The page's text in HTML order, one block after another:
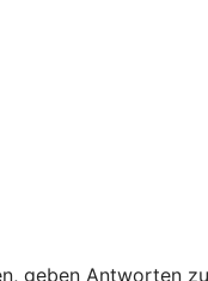
geben Antworten